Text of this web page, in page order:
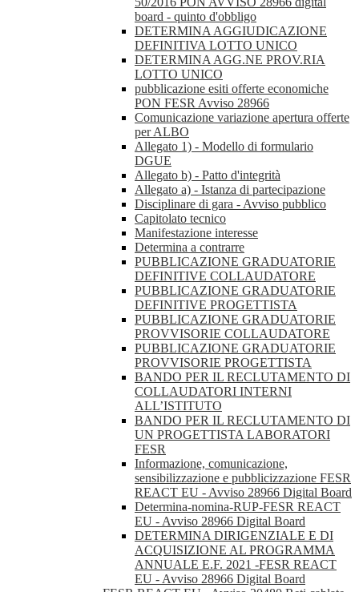
board - quinto d'obbligo
DETERMINA AGGIUDICAZIONE
DEFINITIVA LOTTO UNICO
DETERMINA AGG.NE PROV.RIA
LOTTO UNICO
pubblicazione esiti offerte economiche
PON FESR Avviso 28966
Comunicazione variazione apertura offerte
per ALBO
Allegato 1) - Modello di formulario
DGUE
Allegato b) - Patto d'integrità
Allegato a) - Istanza di partecipazione
Disciplinare di gara - Avviso pubblico
Capitolato tecnico
Manifestazione interesse
Determina a contrarre
PUBBLICAZIONE GRADUATORIE
DEFINITIVE COLLAUDATORE
PUBBLICAZIONE GRADUATORIE
DEFINITIVE PROGETTISTA
PUBBLICAZIONE GRADUATORIE
PROVVISORIE COLLAUDATORE
PUBBLICAZIONE GRADUATORIE
PROVVISORIE PROGETTISTA
BANDO PER IL RECLUTAMENTO DI
COLLAUDATORI INTERNI
ALL’ISTITUTO
BANDO PER IL RECLUTAMENTO DI
UN PROGETTISTA LABORATORI
FESR
Informazione, comunicazione,
sensibilizzazione e pubblicizzazione FESR
REACT EU - Avviso 28966 Digital Board
Determina-nomina-RUP-FESR REACT
EU - Avviso 28966 Digital Board
DETERMINA DIRIGENZIALE E DI
ACQUISIZIONE AL PROGRAMMA
ANNUALE E.F. 2021 -FESR REACT
EU - Avviso 28966 Digital Board